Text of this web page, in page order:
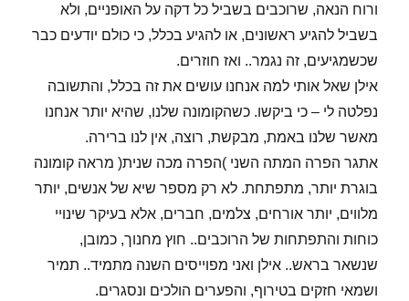
ורוח הנאה, שרוכבים בשביל כל דקה על האופניים, ולא
בשביל להגיע ראשונים, או להגיע בכלל, כי כולם יודעים כבר
שכשמגיעים, זה נגמר.. ואז חוזרים.
אילן שאל אותי למה אנחנו עושים את זה בכלל, והתשובה
נפלטה לי – כי ביקשו. כשהקומונה שלנו, שהיא יותר אנחנו
מאשר שלנו באמת, מבקשת, רוצה, אין לנו ברירה.
אתגר הפרה המתה השני )הפרה מכה שנית( מראה קומונה
בוגרת יותר, מתפתחת. לא רק מספר שיא של אנשים, יותר
מלווים, יותר אורחים, צלמים, חברים, אלא בעיקר שינויי
כוחות והתפתחות של הרוכבים.. חוץ מחנוך, כמובן,
שנשאר בראש.. אילן ואני מפוייסים השנה מתמיד.. תמיר
ושמאי חזקים בטירוף, והפערים הולכים ונסגרים.